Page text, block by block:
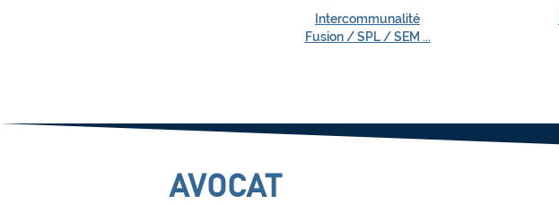
Intercommunalité
Fusion / SPL / SEM ...
AVOCAT